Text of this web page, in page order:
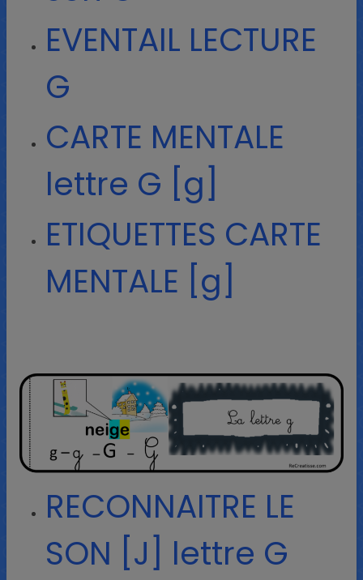
EVENTAIL LECTURE
G
CARTE MENTALE
lettre G [g]
ETIQUETTES CARTE
MENTALE [g]
RECONNAITRE LE
SON [J] lettre G